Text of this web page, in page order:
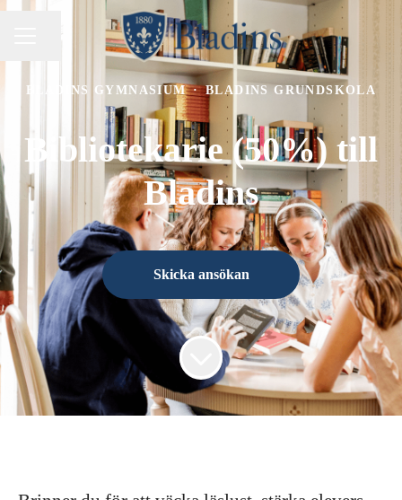
KARRIÄRMENY
BLADINS GYMNASIUM · BLADINS GRUNDSKOLA
Bibliotekarie (50%) till
Bladins
Skicka ansökan